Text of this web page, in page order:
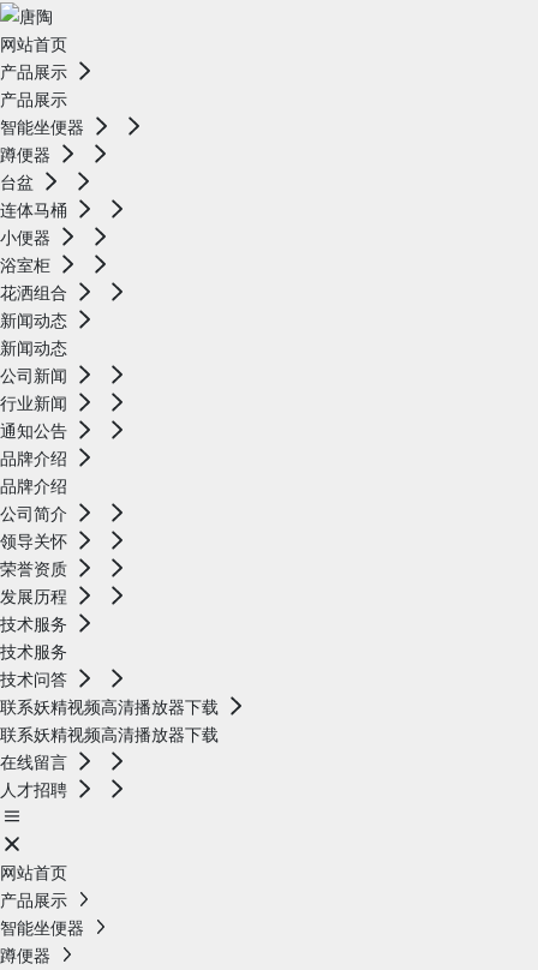
网站首页
产品展示
产品展示
智能坐便器
蹲便器
台盆
连体马桶
小便器
浴室柜
花洒组合
新闻动态
新闻动态
公司新闻
行业新闻
通知公告
品牌介绍
品牌介绍
公司简介
领导关怀
荣誉资质
发展历程
技术服务
技术服务
技术问答
联系妖精视频高清播放器下载
联系妖精视频高清播放器下载
在线留言
人才招聘
网站首页
产品展示
智能坐便器
蹲便器